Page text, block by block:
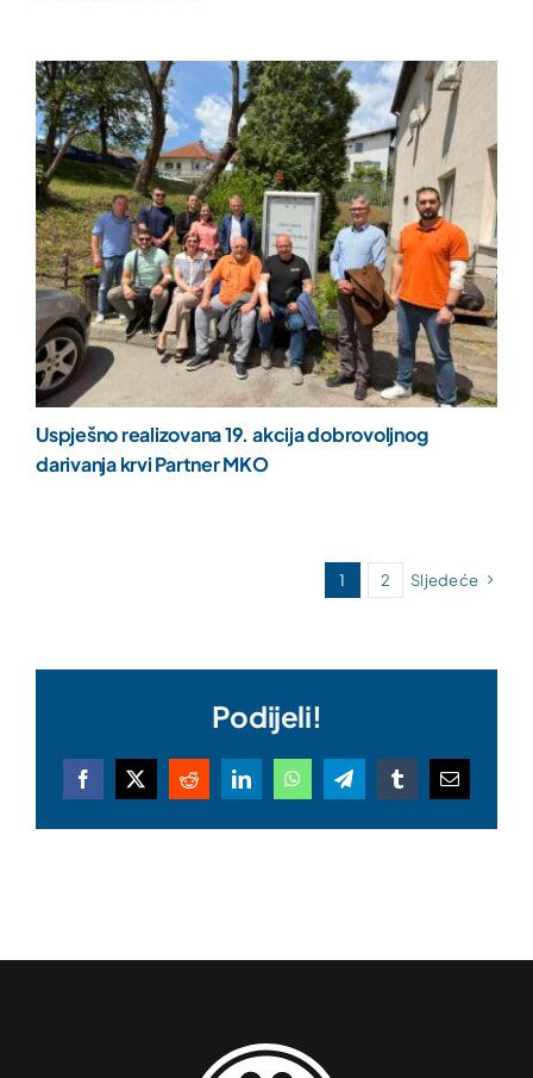
Uspješno realizovana 19. akcija dobrovoljnog
darivanja krvi Partner MKO
1 2 Sljedeće
Podijeli!
Facebook
X RedditLinkedInWhatsAppTelegramTumblrEmail